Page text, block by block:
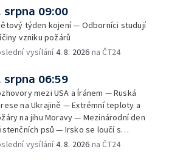
obcím na Brněnsku dočasně došla
voda — SP v orientačním běhu v Česku
a požáry sužují Evropu — Rybářský
tábor
srpna 09:00
týden kojení — Odborníci studují
vzniku požárů
vysílání4. 8. 2026 na ČT24
srpna 06:59
mezi USA a Íránem — Ruská
na Ukrajině — Extrémní teploty a
na jihu Moravy — Mezinárodní den
psů — Irsko se loučí s
Glenem Hansardem
vysílání4. 8. 2026 na ČT24